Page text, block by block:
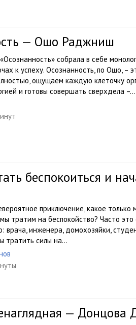
— Ошо Раджниш
собрала в себе
к успеху. Осознанность, по Ошо, –
ощущаем каждую клеточку
и готовы совершать сверхдела –...
беспокоиться и
приключение, какое только
тратим на беспокойство? Часто
врача, инженера, домохозяйки,
тратить силы на...
— Донцова